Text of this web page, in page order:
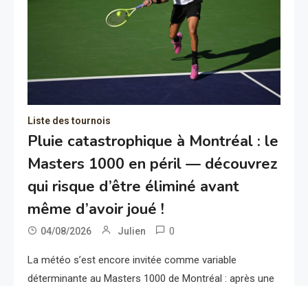
Liste des tournois
Pluie catastrophique à Montréal : le
Masters 1000 en péril — découvrez
qui risque d’être éliminé avant
même d’avoir joué !
04/08/2026 Julien 0
La météo s’est encore invitée comme variable
déterminante au Masters 1000 de Montréal : après une